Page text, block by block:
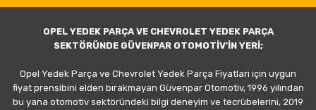
OPEL YEDEK PARÇA VE CHEVROLET YEDEK PARÇA
SEKTÖRÜNDE GÜVENPAR OTOMOTİV'İN YERİ;
Opel Yedek Parça ve Chevrolet Yedek Parça Fiyatları için uygun
fiyat prensibini elden bırakmayan Güvenpar Otomotiv, 1996 yılından
bu yana otomotiv sektöründeki bilgi deneyim ve tecrübelerini, 2019